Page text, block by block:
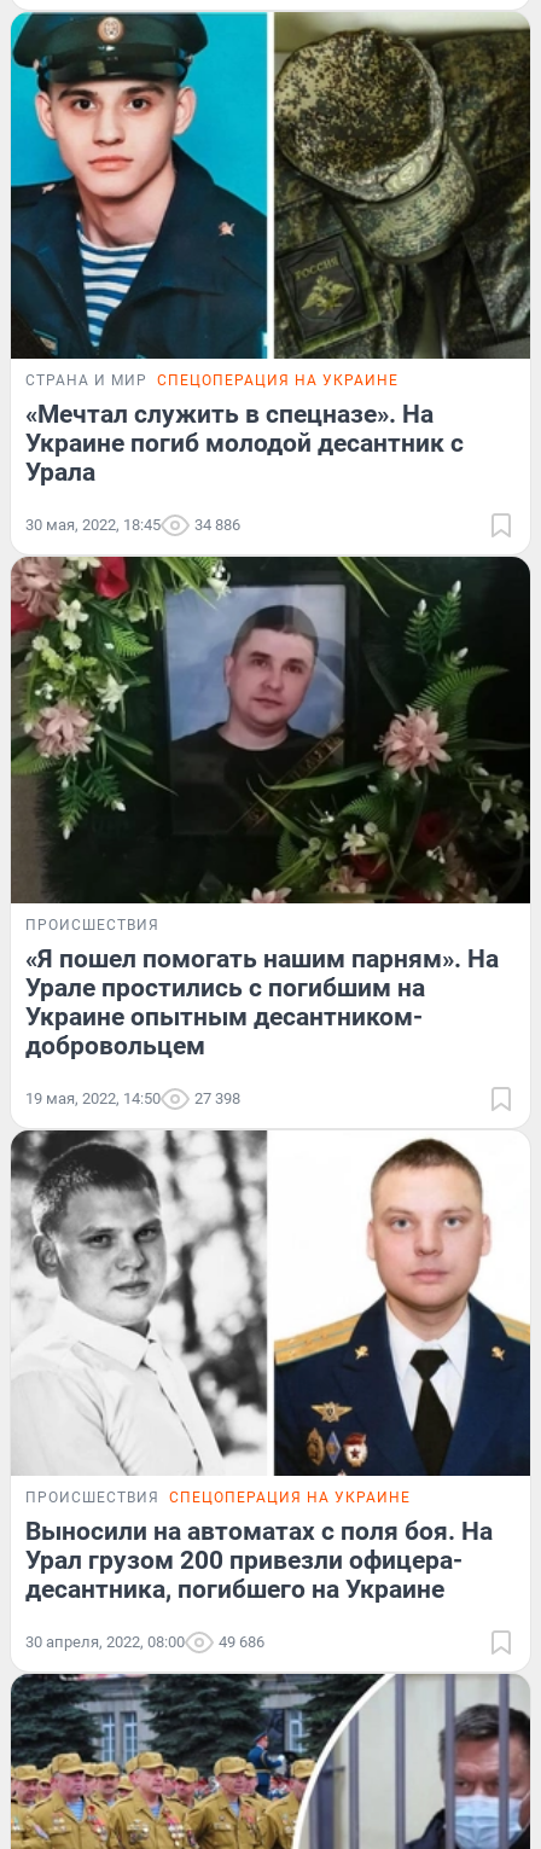
СТРАНА И МИР СПЕЦОПЕРАЦИЯ НА УКРАИНЕ
«Мечтал служить в спецназе». На
Украине погиб молодой десантник с
Урала
30 мая, 2022, 18:45 34 886
ПРОИСШЕСТВИЯ
«Я пошел помогать нашим парням». На
Урале простились с погибшим на
Украине опытным десантником-
добровольцем
19 мая, 2022, 14:50 27 398
ПРОИСШЕСТВИЯ СПЕЦОПЕРАЦИЯ НА УКРАИНЕ
Выносили на автоматах с поля боя. На
Урал грузом 200 привезли офицера-
десантника, погибшего на Украине
30 апреля, 2022, 08:00 49 686